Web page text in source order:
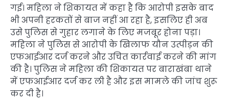
गई। महिला ने शिकायत में कहा है कि आरोपी इसके बाद
भी अपनी हरकतों से बाज नहीं आ रहा है, इसलिए ही अब
उसे पुलिस से गुहार लगाने के लिए मजबूर होना पड़ा।
महिला ने पुलिस से आरोपी के खिलाफ यौन उत्पीड़न की
एफआईआर दर्ज करने और उचित कार्रवाई करने की मांग
की है। पुलिस ने महिला की शिकायत पर बाराखंबा थाने
में एफआईआर दर्ज कर ली है और इस मामले की जांच शुरू
कर दी है।